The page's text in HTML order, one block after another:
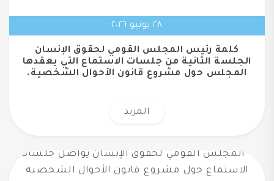
٢٨ يونيو ٢٠٢٦
كلمة رئيس المجلس القومي لحقوق الإنسان
الجلسة الثانية من جلسات الاستماع التي يعقدها
المجلس حول مشروع قانون الأحوال الشخصية.
المزيد